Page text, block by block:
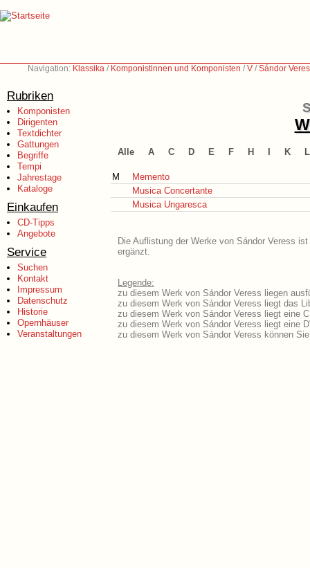
Navigation: Klassika / Komponistinnen und Komponisten /V /Sándor
Rubriken
Komponisten
Dirigenten
Textdichter
Gattungen
Begriffe
Tempi
Jahrestage
Kataloge
Einkaufen
CD-Tipps
Angebote
Service
Suchen
Kontakt
Impressum
Datenschutz
Historie
Opernhäuser
Veranstaltungen
Alle A C D E F H K L
M
Memento
Musica Concertante
Musica Ungaresca
Die Auflistung der Werke von Sándor Veress
ergänzt.
Legende:
zu diesem Werk von Sándor Veress liegen
zu diesem Werk von Sándor Veress liegt das
zu diesem Werk von Sándor Veress liegt eine
zu diesem Werk von Sándor Veress liegt eine
zu diesem Werk von Sándor Veress können